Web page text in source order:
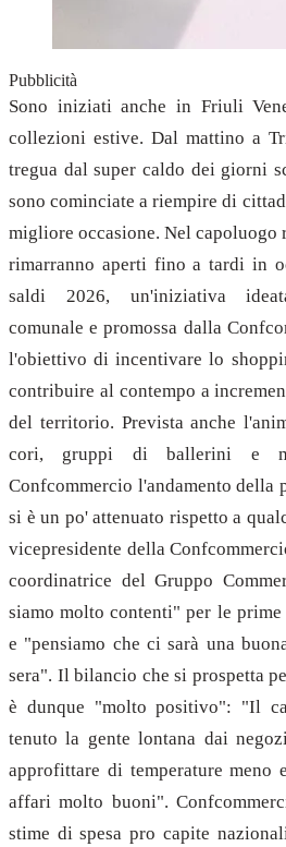
Pubblicità
Sono iniziati anche in Friuli
collezioni estive. Dal mattino a
tregua dal super caldo dei giorni
sono cominciate a riempire di
migliore occasione. Nel capoluogo
rimarranno aperti fino a tardi in
saldi 2026, un'iniziativa
comunale e promossa dalla
l'obiettivo di incentivare lo
contribuire al contempo a
del territorio. Prevista anche
cori, gruppi di ballerini e
Confcommercio l'andamento
si è un po' attenuato rispetto a
vicepresidente della
coordinatrice del Gruppo
siamo molto contenti" per le
e "pensiamo che ci sarà una
sera". Il bilancio che si prospetta
è dunque "molto positivo": "Il
tenuto la gente lontana dai
approfittare di temperature meno
affari molto buoni".
stime di spesa pro capite